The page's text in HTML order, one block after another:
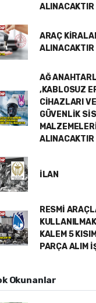
ALINACAKTIR
ARAÇ
ALINACAKTIR
AĞ
,KABLOSUZ
CİHAZLARI
GÜVENLİK
ALINACAKTIR
İLAN
RESMİ
KALEM 5
PARÇA ALIM
Okunanlar